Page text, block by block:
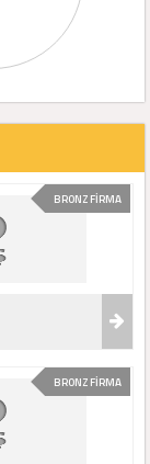
BRONZ FİRMA
BRONZ FİRMA